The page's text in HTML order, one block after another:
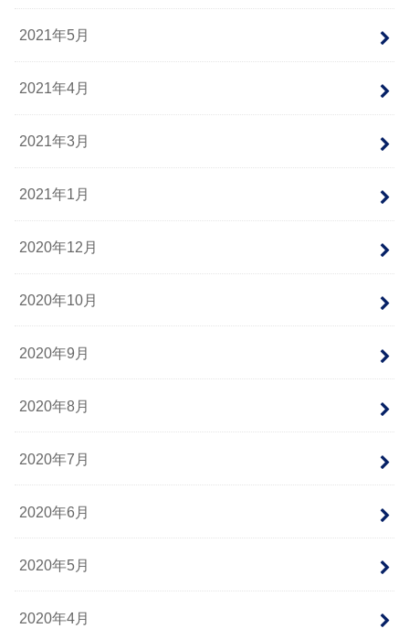
2021年5月
2021年4月
2021年3月
2021年1月
2020年12月
2020年10月
2020年9月
2020年8月
2020年7月
2020年6月
2020年5月
2020年4月